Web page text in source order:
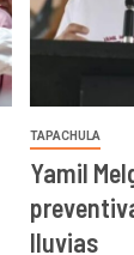
TAPACHULA
Yamil
lluvias